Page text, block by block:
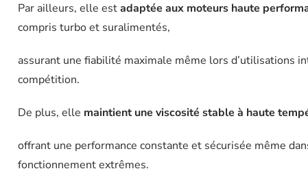
Par ailleurs, elle estadaptée aux moteurs haute
compris turbo et suralimentés,
assurant une fiabilité maximale même lors d’utilisations
compétition.
De plus, elle maintient une viscosité stable à haute
offrant une performance constante et sécurisée même
fonctionnement extrêmes.